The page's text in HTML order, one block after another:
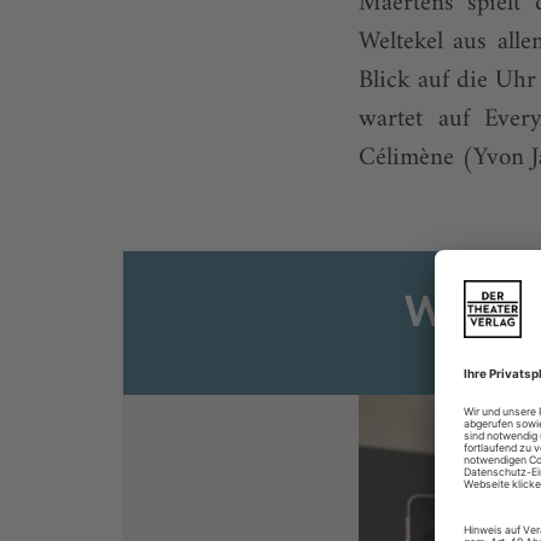
Weltekel aus
Blick auf die Uhr
wartet auf
Célimène (Yvon